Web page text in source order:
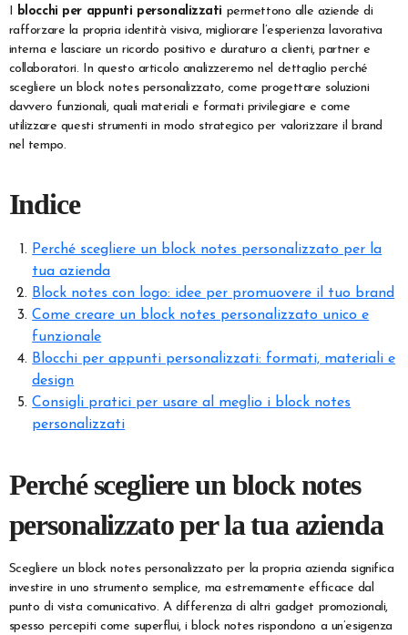
I blocchi per appunti personalizzati permettono alle aziende di
rafforzare la propria identità visiva, migliorare l’esperienza lavorativa
interna e lasciare un ricordo positivo e duraturo a clienti, partner e
collaboratori. In questo articolo analizzeremo nel dettaglio perché
scegliere un block notes personalizzato, come progettare soluzioni
davvero funzionali, quali materiali e formati privilegiare e come
utilizzare questi strumenti in modo strategico per valorizzare il brand
nel tempo.
Indice
Perché scegliere un block notes personalizzato per la
tua azienda
Block notes con logo: idee per promuovere il tuo brand
Come creare un block notes personalizzato unico e
funzionale
Blocchi per appunti personalizzati: formati, materiali e
design
Consigli pratici per usare al meglio i block notes
personalizzati
Perché scegliere un block notes
personalizzato per la tua azienda
Scegliere un block notes personalizzato per la propria azienda significa
investire in uno strumento semplice, ma estremamente efficace dal
punto di vista comunicativo. A differenza di altri gadget promozionali,
spesso percepiti come superflui, i block notes rispondono a un’esigenza